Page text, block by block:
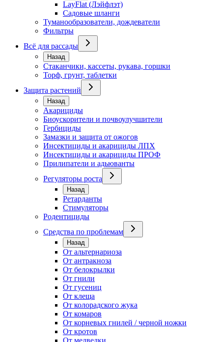
LayFlat (Лэйфлэт)
Садовые шланги
Туманообразователи, дождеватели
Фильтры
Всё для рассады
Назад
Стаканчики, кассеты, рукава, горшки
Торф, грунт, таблетки
Защита растений
Назад
Акарициды
Биоускорители и почвоулучшители
Гербициды
Замазки и защита от ожогов
Инсектициды и акарициды ЛПХ
Инсектициды и акарициды ПРОФ
Прилипатели и адьюванты
Регуляторы роста
Назад
Ретарданты
Стимуляторы
Родентициды
Средства по проблемам
Назад
От альтернариоза
От антракноза
От белокрылки
От гнили
От гусениц
От клеща
От колорадского жука
От комаров
От корневых гнилей / черной ножки
От кротов
От медведки